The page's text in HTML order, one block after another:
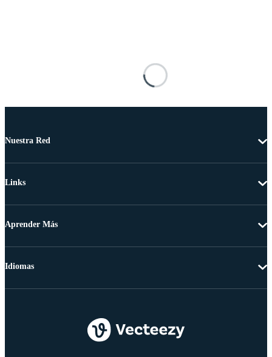
Nuestra Red
Links
Aprender Más
Idiomas